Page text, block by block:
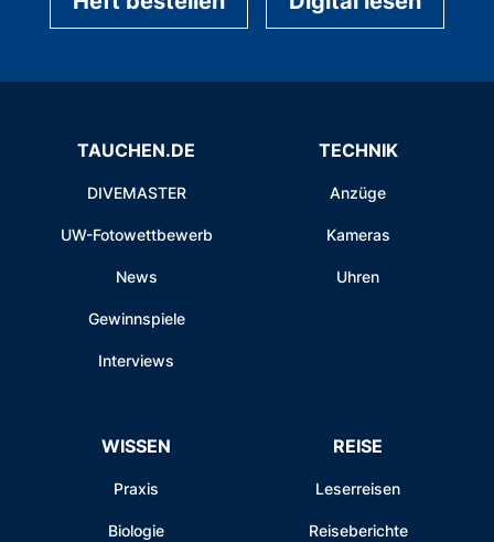
TAUCHEN.DE
DIVEMASTER
UW-Fotowettbewerb
News
Gewinnspiele
Interviews
TECHNIK
Anzüge
Kameras
Uhren
WISSEN
Praxis
Biologie
REISE
Leserreisen
Reiseberichte